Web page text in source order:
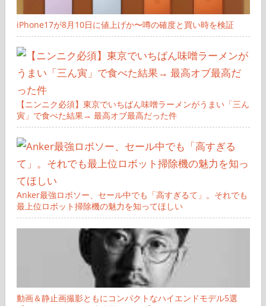
iPhone17が8月10日に値上げか〜噂の確度と買い時を検証
【ニンニク必須】東京でいちばん味噌ラーメンがうまい「三ん
寅」で食べた結果→ 最高オブ最高だった件
Anker最強ロボソー、セール中でも「高すぎるて」。それでも
最上位ロボット掃除機の魅力を知ってほしい
動画＆静止画撮影ともにコンパクトなハイエンドモデル5選